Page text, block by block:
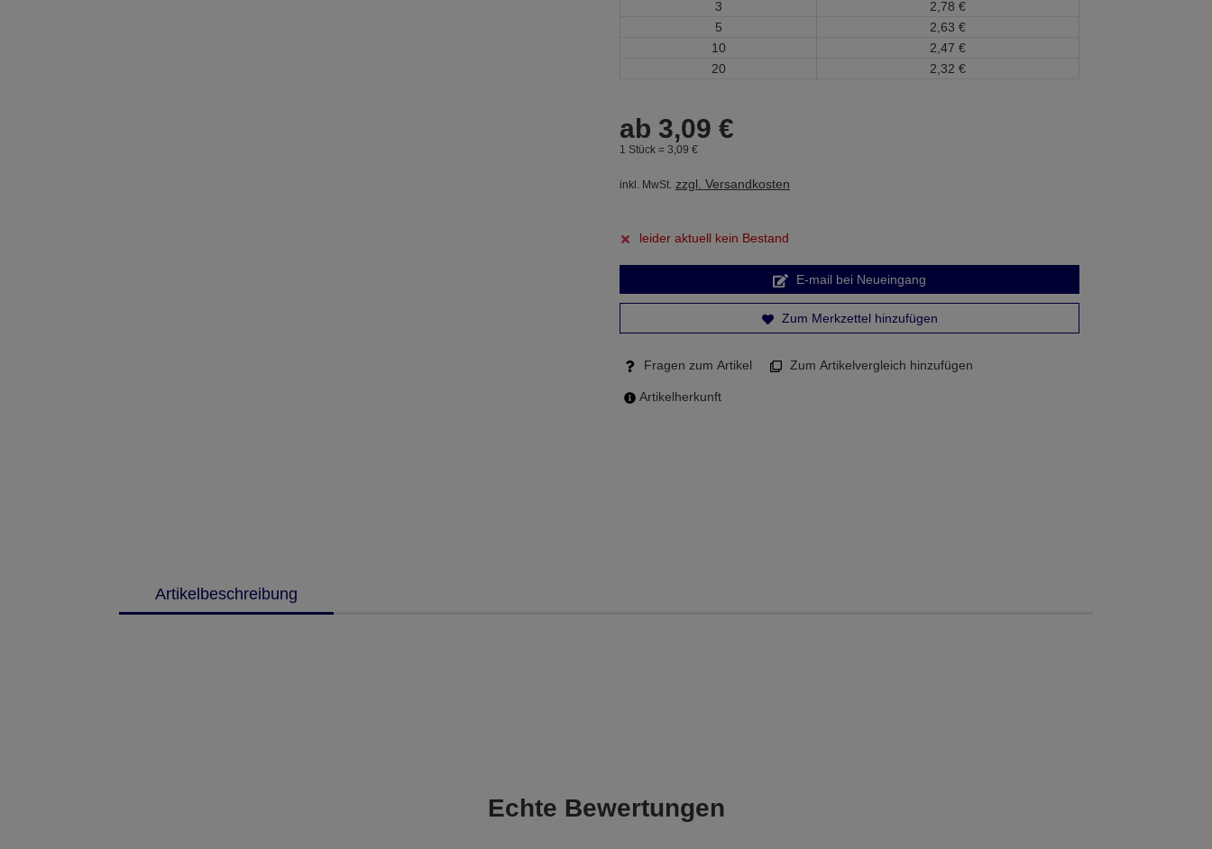
3
2, 78 €
5
2, 63 €
10
2, 47 €
20
2, 32 €
ab 3,09 €
1 Stück = 3, 09 €
inkl. MwSt. zzgl. Versandkosten
leider aktuell kein Bestand
E-mail bei Neueingang
Zum Merkzettel hinzufügen
Fragen zum Artikel Zum Artikelvergleich hinzufügen
Artikelherkunft
Artikelbeschreibung
Echte Bewertungen